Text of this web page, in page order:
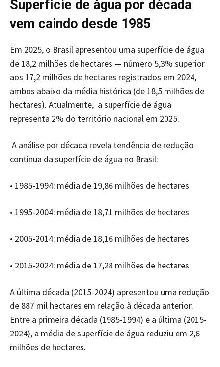
Superfície de água por década
vem caindo desde 1985
Em 2025, o Brasil apresentou uma superfície de água
de 18,2 milhões de hectares — número 5,3% superior
aos 17,2 milhões de hectares registrados em 2024,
ambos abaixo da média histórica (de 18,5 milhões de
hectares). Atualmente, a superfície de água
representa 2% do território nacional em 2025.
A análise por década revela tendência de redução
contínua da superfície de água no Brasil:
• 1985-1994: média de 19,86 milhões de hectares
• 1995-2004: média de 18,71 milhões de hectares
• 2005-2014: média de 18,16 milhões de hectares
• 2015-2024: média de 17,28 milhões de hectares
A última década (2015-2024) apresentou uma redução
de 887 mil hectares em relação à década anterior.
Entre a primeira década (1985-1994) e a última (2015-
2024), a média de superfície de água reduziu em 2,6
milhões de hectares.